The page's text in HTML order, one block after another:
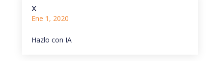
x
Ene 1, 2020
Hazlo con IA